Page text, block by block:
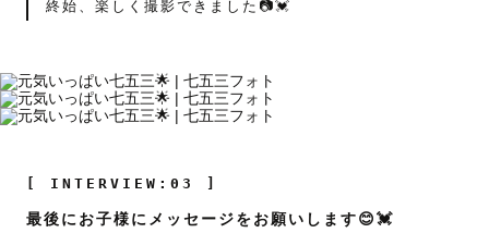
終始、楽しく撮影できました📷💓
[ INTERVIEW:03 ]
最後にお子様にメッセージをお願いします😊💓